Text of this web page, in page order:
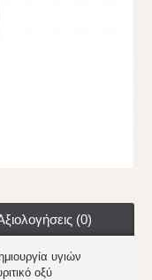
(0)
υγιών
οξύ